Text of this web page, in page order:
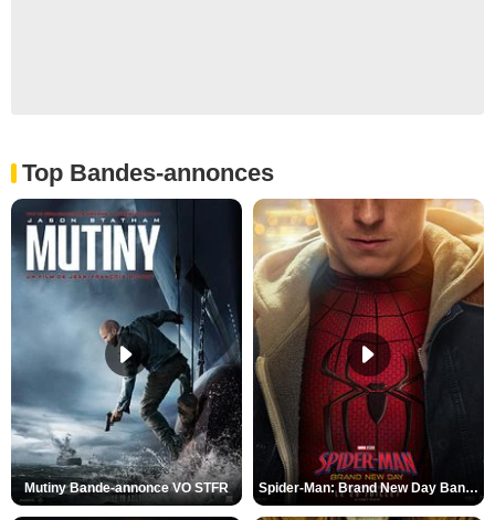
Top Bandes-annonces
Mutiny Bande-annonce VO STFR Spider-Man: Brand New Day Bande-annonce VO STFR